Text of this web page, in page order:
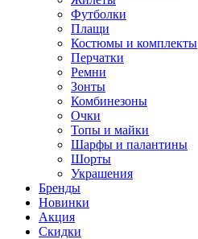
Футболки
Плащи
Костюмы и комплекты
Перчатки
Ремни
Зонты
Комбинезоны
Очки
Топы и майки
Шарфы и палантины
Шорты
Украшения
Бренды
Новинки
Акция
Скидки